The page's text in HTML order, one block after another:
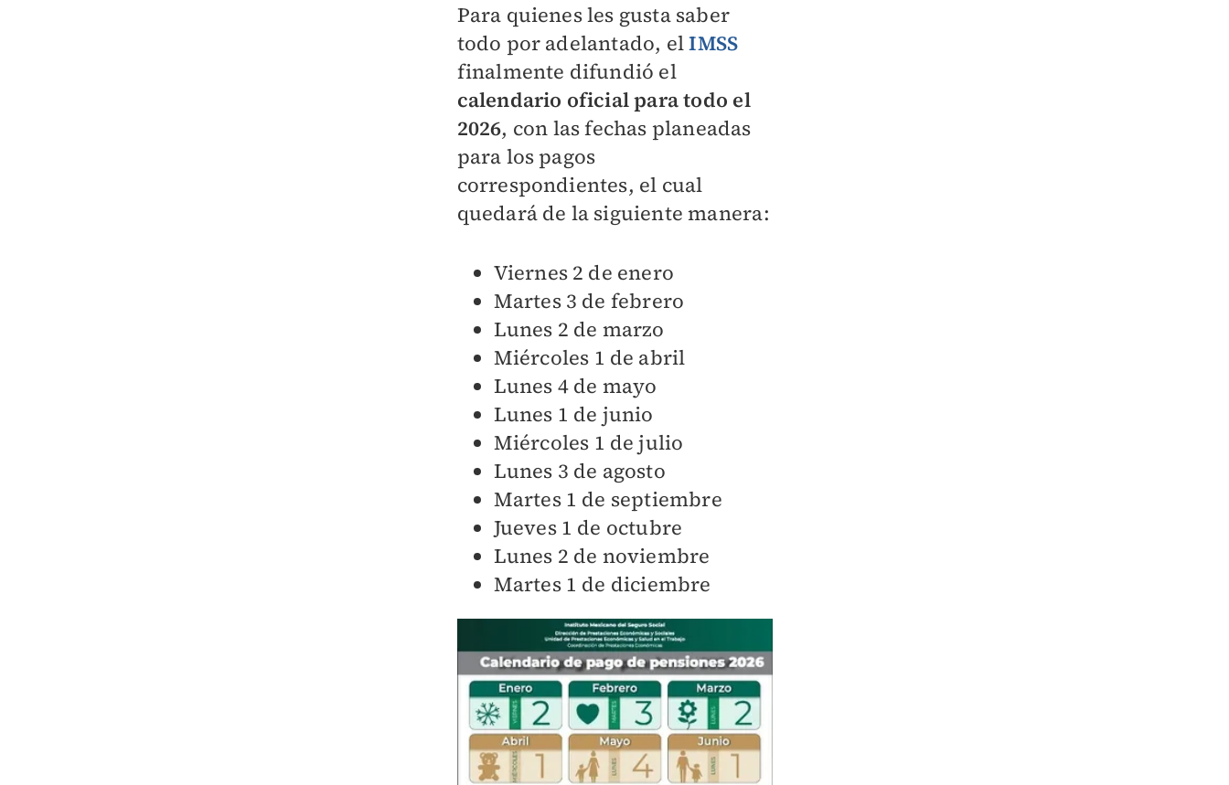
Para quienes les gusta saber
todo por adelantado, elIMSS
finalmente difundió el
calendario oficial para todo el
2026, con las fechas planeadas
para los pagos
correspondientes, el cual
quedará de la siguiente manera:
Viernes 2 de enero
Martes 3 de febrero
Lunes 2 de marzo
Miércoles 1 de abril
Lunes 4 de mayo
Lunes 1 de junio
Miércoles 1 de julio
Lunes 3 de agosto
Martes 1 de septiembre
Jueves 1 de octubre
Lunes 2 de noviembre
Martes 1 de diciembre